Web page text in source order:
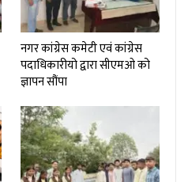
नगर कांग्रेस कमेटी एवं कांग्रेस
पदाधिकारीयो द्वारा सीएमओ को
ज्ञापन सौंपा